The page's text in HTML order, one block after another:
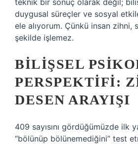
teknik bir sonuç olarak değil;
duygusal süreçler ve sosyal
ele alıyorum. Çünkü insan zihni,
şekilde işlemez.
BILIŞSEL
PERSPEKTIFI:
DESEN ARAYIŞI
409 sayısını gördüğümüzde ilk
“bölünüp bölünemediğini” test